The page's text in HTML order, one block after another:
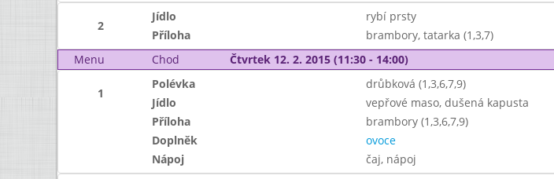
2
Jídlo
rybí prsty
Příloha
brambory, tatarka (1,3,7)
Menu
Chod Čtvrtek 12. 2. 2015 (11:30 - 14:00)
1
Polévka
drůbková (1,3,6,7,9)
Jídlo
vepřové maso, dušená kapusta
Příloha
brambory (1,3,6,7,9)
Doplněk
ovoce
Nápoj
čaj, nápoj